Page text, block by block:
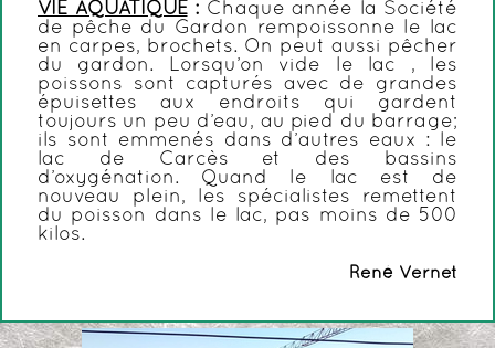
VIE AQUATIQUE : Chaque année la Société
de pêche du Gardon rempoissonne le lac
en carpes, brochets. On peut aussi pêcher
du gardon. Lorsqu’on vide le lac , les
poissons sont capturés avec de grandes
épuisettes aux endroits qui gardent
toujours un peu d’eau, au pied du barrage;
ils sont emmenés dans d’autres eaux : le
lac de Carcès et des bassins
d’oxygénation. Quand le lac est de
nouveau plein, les spécialistes remettent
du poisson dans le lac, pas moins de 500
kilos.
René Vernet